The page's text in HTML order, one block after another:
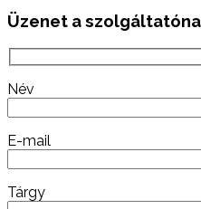
Üzenet a
Név
E-mail
Tárgy